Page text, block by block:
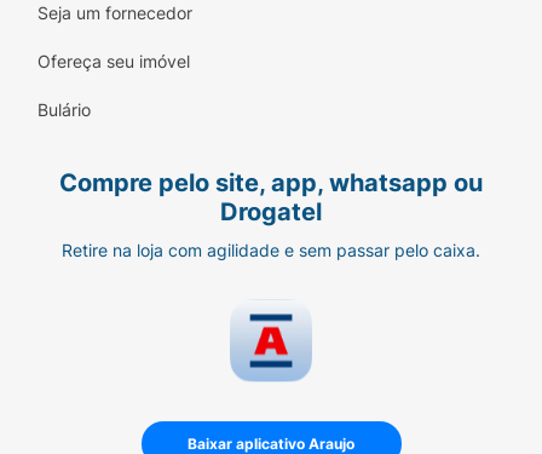
Seja um fornecedor
Ofereça seu imóvel
Bulário
Compre pelo site, app, whatsapp ou
Drogatel
Retire na loja com agilidade e sem passar pelo caixa.
Baixar aplicativo Araujo